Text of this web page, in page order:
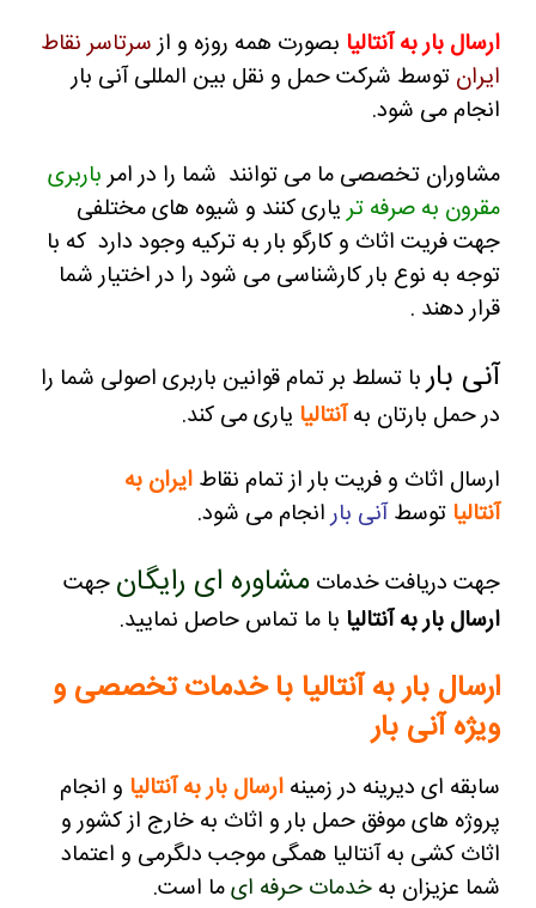
ارسال بار به آنتالیا بصورت همه روزه و ازسرتاسر نقاط
ایران توسط شرکت حمل و نقل بین المللی آنی بار
انجام می شود.
مشاوران تخصصی ما می توانند شما را در امر باربری
مقرون به صرفه تر یاری کنند و شیوه های مختلفی
جهت فریت اثاث و کارگو بار به ترکیه وجود دارد که با
توجه به نوع بار کارشناسی می شود را در اختیار شما
قرار دهند .
آنی باربا تسلط بر تمام قوانین باربری اصولی شما را
در حمل بارتان بهآنتالیا یاری می کند.
ارسال اثاث و فریت بار از تمام نقاط ایران به
آنتالیا توسطآنی بارانجام می شود.
جهت دریافت خدمات مشاوره ای رایگان جهت
ارسال بار به آنتالیا با ما تماس حاصل نمایید.
ارسال بار به آنتالیا با خدمات تخصصی و
ویژه آنی بار
سابقه ای دیرینه در زمینه ارسال بار به آنتالیا و انجام
پروژه های موفق حمل بار و اثاث به خارج از کشور و
اثاث کشی به آنتالیا همگی موجب دلگرمی و اعتماد
شما عزیزان به خدمات حرفه ایما است.